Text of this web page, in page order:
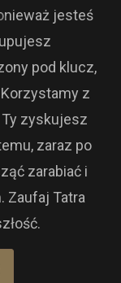
jesteś
pod klucz,
z
zyskujesz
zaraz po
zarabiać i
Zaufaj Tatra